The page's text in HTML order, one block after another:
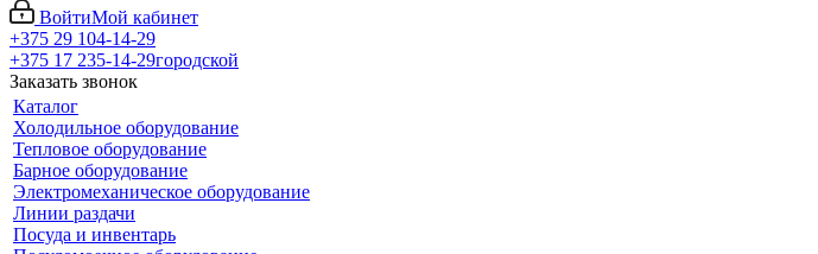
ВойтиМой кабинет
+375 29 104-14-29
+375 17 235-14-29городской
Заказать звонок
Каталог
Холодильное оборудование
Тепловое оборудование
Барное оборудование
Электромеханическое оборудование
Линии раздачи
Посуда и инвентарь